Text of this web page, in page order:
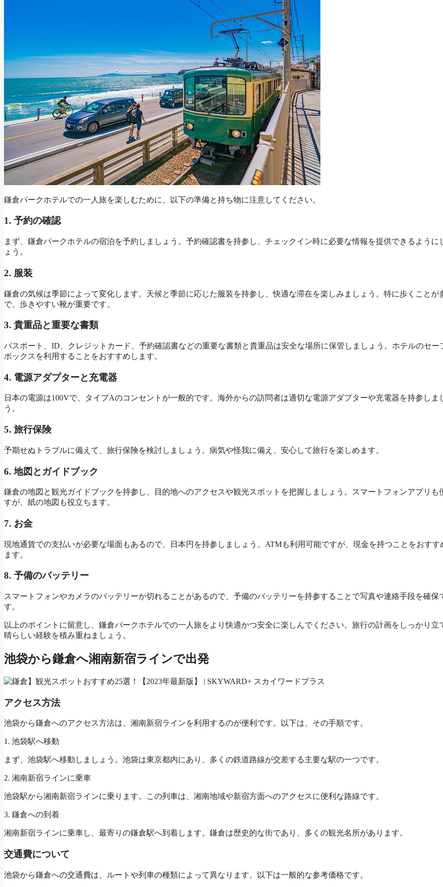
鎌倉パークホテルでの一人旅を楽しむために、以下の準備と持ち物に注意してください。
1. 予約の確認
まず、鎌倉パークホテルの宿泊を予約しましょう。予約確認書を持参し、チェックイン時に必要な情報を提供できるように
ょう。
2. 服装
鎌倉の気候は季節によって変化します。天候と季節に応じた服装を持参し、快適な滞在を楽しみましょう。特に歩くことが
で、歩きやすい靴が重要です。
3. 貴重品と重要な書類
パスポート、ID、クレジットカード、予約確認書などの重要な書類と貴重品は安全な場所に保管しましょう。ホテルのセー
ボックスを利用することをおすすめします。
4. 電源アダプターと充電器
日本の電源は100Vで、タイプAのコンセントが一般的です。海外からの訪問者は適切な電源アダプターや充電器を持参しま
う。
5. 旅行保険
予期せぬトラブルに備えて、旅行保険を検討しましょう。病気や怪我に備え、安心して旅行を楽しめます。
6. 地図とガイドブック
鎌倉の地図と観光ガイドブックを持参し、目的地へのアクセスや観光スポットを把握しましょう。スマートフォンアプリも
すが、紙の地図も役立ちます。
7. お金
現地通貨での支払いが必要な場面もあるので、日本円を持参しましょう。ATMも利用可能ですが、現金を持つことをおすす
ます。
8. 予備のバッテリー
スマートフォンやカメラのバッテリーが切れることがあるので、予備のバッテリーを持参することで写真や連絡手段を確保
す。
以上のポイントに留意し、鎌倉パークホテルでの一人旅をより快適かつ安全に楽しんでください。旅行の計画をしっかり立
晴らしい経験を積み重ねましょう。
池袋から鎌倉へ湘南新宿ラインで出発
アクセス方法
池袋から鎌倉へのアクセス方法は、湘南新宿ラインを利用するのが便利です。以下は、その手順です。
1. 池袋駅へ移動
まず、池袋駅へ移動しましょう。池袋は東京都内にあり、多くの鉄道路線が交差する主要な駅の一つです。
2. 湘南新宿ラインに乗車
池袋駅から湘南新宿ラインに乗ります。この列車は、湘南地域や新宿方面へのアクセスに便利な路線です。
3. 鎌倉への到着
湘南新宿ラインに乗車し、最寄りの鎌倉駅へ到着します。鎌倉は歴史的な街であり、多くの観光名所があります。
交通費について
池袋から鎌倉への交通費は、ルートや列車の種類によって異なります。以下は一般的な参考価格です。